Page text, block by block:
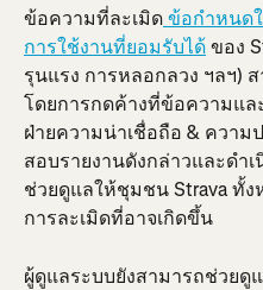
ข้อความที่ละเมิด ข้อกำหนด
การใช้งานที่ยอมรับได้ ของ
รุนแรง การหลอกลวง ฯลฯ)
โดยการกดค้างที่ข้อความแ
ฝ่ายความน่าเชื่อถือ & ความ
สอบรายงานดังกล่าวและดำ
ช่วยดูแลให้ชุมชน Strava ทั้
การละเมิดที่อาจเกิดขึ้น
ผู้ดูแลระบบยังสามารถช่วยดู